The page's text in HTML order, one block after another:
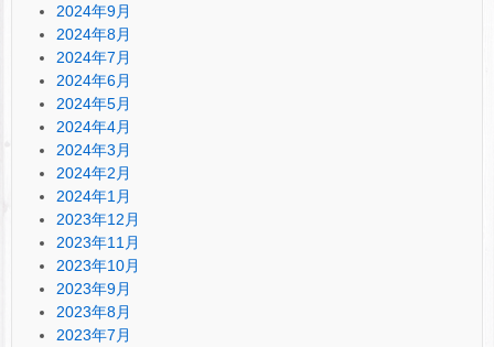
2024年9月
2024年8月
2024年7月
2024年6月
2024年5月
2024年4月
2024年3月
2024年2月
2024年1月
2023年12月
2023年11月
2023年10月
2023年9月
2023年8月
2023年7月